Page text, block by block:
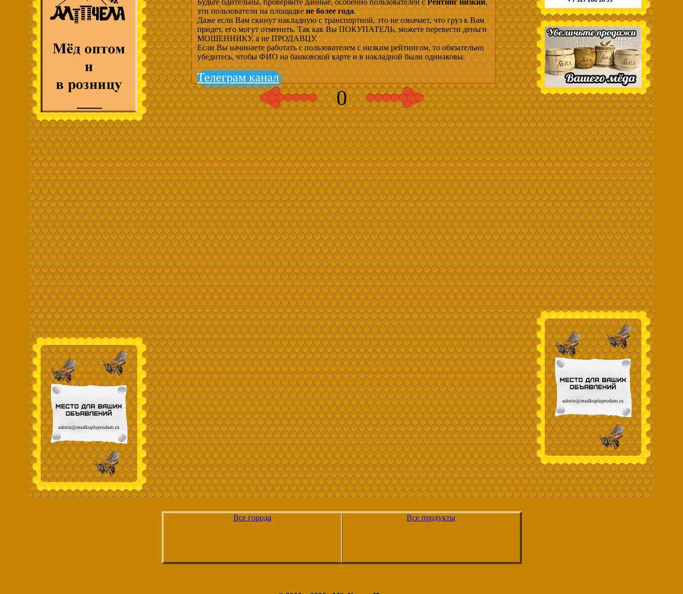
Будьте бдительны, проверяйте данные, особенно пользователей с Рейтинг низкий,
эти пользователи на площадке не более года.
Даже если Вам скинут накладную с транспортной, это не означает, что груз к Вам
придет, его могут отменить. Так как Вы ПОКУПАТЕЛЬ, можете перевести деньги
МОШЕННИКУ, а не ПРОДАВЦУ.
Если Вы начинаете работать с пользователем с низким рейтингом, то обязательно
убедитесь, чтобы ФИО на банковской карте и в накладной были одинаковы.
Телеграм канал
0
Все города Все продукты